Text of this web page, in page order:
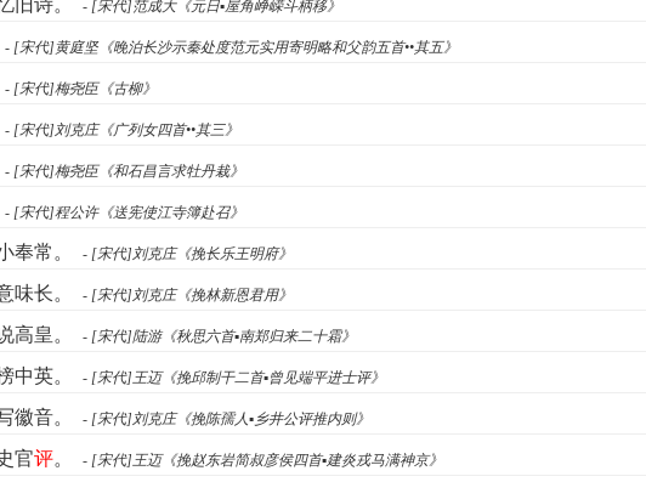
旧诗。 - [宋代]范成大《元日▪屋角峥嵘斗柄移》
- [宋代]黄庭坚《晚泊长沙示秦处度范元实用寄明略和父韵五首••其五》
- [宋代]梅尧臣《古柳》
- [宋代]刘克庄《广列女四首••其三》
- [宋代]梅尧臣《和石昌言求牡丹栽》
- [宋代]程公许《送宪使江寺簿赴召》
奉常。 - [宋代]刘克庄《挽长乐王明府》
味长。 - [宋代]刘克庄《挽林新恩君用》
高皇。 - [宋代]陆游《秋思六首▪南郑归来二十霜》
中英。 - [宋代]王迈《挽邱制干二首▪曾见端平进士评》
徽音。 - [宋代]刘克庄《挽陈孺人▪乡井公评推内则》
官评。 - [宋代]王迈《挽赵东岩简叔彦侯四首▪建炎戎马满神京》